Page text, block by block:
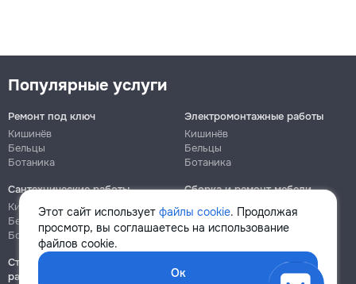
Этот сайт использует файлы cookie. Продолжая
просмотр, вы соглашаетесь на использование
файлов cookie.
Ок
Популярные услуги
Ремонт под ключ
Кишинёв
Бельцы
Ботаника
Электромонтажные работы
Кишинёв
Бельцы
Ботаника
Сантехнические работы
Кишинёв
Бельцы
Ботаника
Сборка и ремонт мебели
Кишинёв
Ботаника
Строительно-монтажные
работы